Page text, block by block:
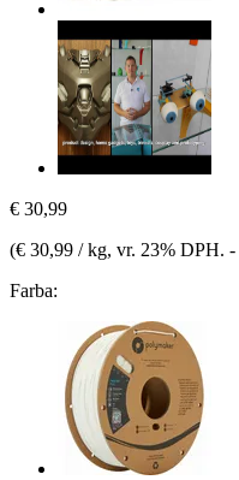
€ 30,99
(€ 30,99 / kg, vr. 23% DPH. -
Farba: